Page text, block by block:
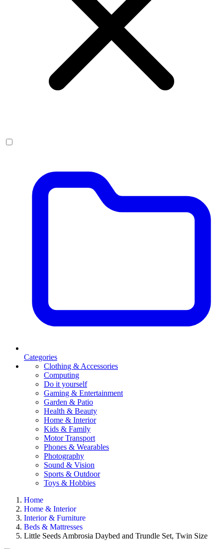
Categories
Clothing & Accessories
Computing
Do it yourself
Gaming & Entertainment
Garden & Patio
Health & Beauty
Home & Interior
Kids & Family
Motor Transport
Phones & Wearables
Photography
Sound & Vision
Sports & Outdoor
Toys & Hobbies
Home
Home & Interior
Interior & Furniture
Beds & Mattresses
Little Seeds Ambrosia Daybed and Trundle Set, Twin Size